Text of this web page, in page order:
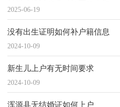
2025-06-19
没有出生证明如何补户籍信息
2024-10-09
新生儿上户有无时间要求
2024-10-09
浑源县无结婚证如何上户